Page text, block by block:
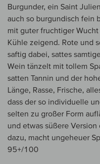
Burgunder, ein Saint
auch so burgundisch fein
mit guter fruchtiger
Kühle zeigend. Rote und
saftig dabei, sattes
Wein tänzelt mit tollem
satten Tannin und der
Länge, Rasse, Frische,
dass der so individuelle
selten zu großer Form
und etwas süßere
dazu, macht ungeheuer
95+/100